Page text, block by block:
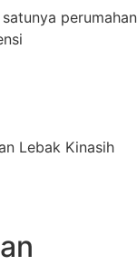
perumahan
Lebak Kinasih